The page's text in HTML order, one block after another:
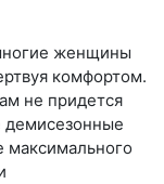
женщины
комфортом.
не придется
демисезонные
максимального